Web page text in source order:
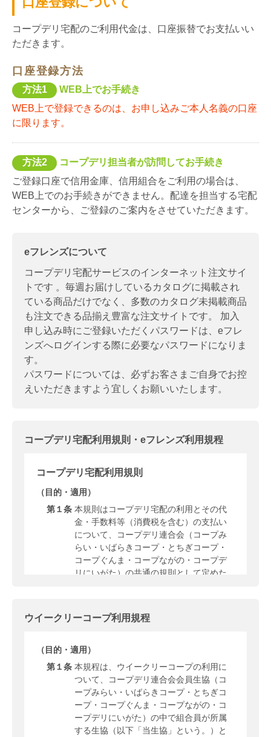
コープデリ宅配のご利用代金は、口座振替でお支払いい
ただきます。
口座登録方法
方法1
WEB上でお手続き
WEB上で登録できるのは、お申し込みご本人名義の口座
に限ります。
方法2
コープデリ担当者が訪問してお手続き
ご登録口座で信用金庫、信用組合をご利用の場合は、
WEB上でのお手続きができません。配達を担当する宅配
センターから、ご登録のご案内をさせていただきます。
eフレンズについて
コープデリ宅配サービスのインターネット注文サイ
トです 。毎週お届けしているカタログに掲載され
ている商品だけでなく、多数のカタログ未掲載商品
も注文できる品揃え豊富な注文サイトです。 加入
申し込み時にご登録いただくパスワードは、eフレ
ンズへログインする際に必要なパスワードになりま
す。
パスワードについては、必ずお客さまご自身でお控
えいただきますよう宜しくお願いいたします。
コープデリ宅配利用規則・eフレンズ利用規程
コープデリ宅配利用規則
（目的・適用）
第１条 本規則はコープデリ宅配の利用とその代
金・手数料等（消費税を含む）の支払い
について、コープデリ連合会（コープみ
らい・いばらきコープ・とちぎコープ・
コープぐんま・コープながの・コープデ
リにいがた）の共通の規則として定めた
プ（法人等員外利用含む）・デイリーコ
ープ・指定日お届けコープ・ダイレクト
組合員が所属する生協（以下、「当生
協」という。）のコープデリ宅配を利用
する組合員は、本規則の内容を確認・同
意の上、申し込むものとします。その内
容の詳細については、利用形態に応じて
別途定める規程（以下、「利用形態ごと
の規程」という。）にもとづきます。
ウイークリーコープ利用規程
（目的・適用）
第１条 本規程は、ウイークリーコープの利用に
ついて、コープデリ連合会会員生協（コ
ープみらい・いばらきコープ・とちぎコ
ープ・コープぐんま・コープながの・コ
ープデリにいがた）の中で組合員が所属
する生協（以下「当生協」という。）と